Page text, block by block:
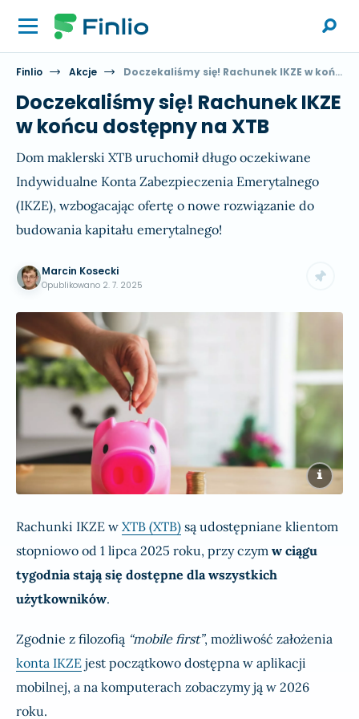
Finlio Akcje Doczekaliśmy się! Rachunek IKZE w końcu dostępny na XTB
Doczekaliśmy się! Rachunek IKZE
w końcu dostępny na XTB
Dom maklerski XTB uruchomił długo oczekiwane
Indywidualne Konta Zabezpieczenia Emerytalnego
(IKZE), wzbogacając ofertę o nowe rozwiązanie do
budowania kapitału emerytalnego!
Marcin Kosecki
Opublikowano 2. 7. 2025
Rachunki IKZE w XTB (XTB) są udostępniane klientom
stopniowo od 1 lipca 2025 roku, przy czym w ciągu
tygodnia stają się dostępne dla wszystkich
użytkowników.
Zgodnie z filozofią “mobile first”, możliwość założenia
konta IKZE jest początkowo dostępna w aplikacji
mobilnej, a na komputerach zobaczymy ją w 2026
roku.